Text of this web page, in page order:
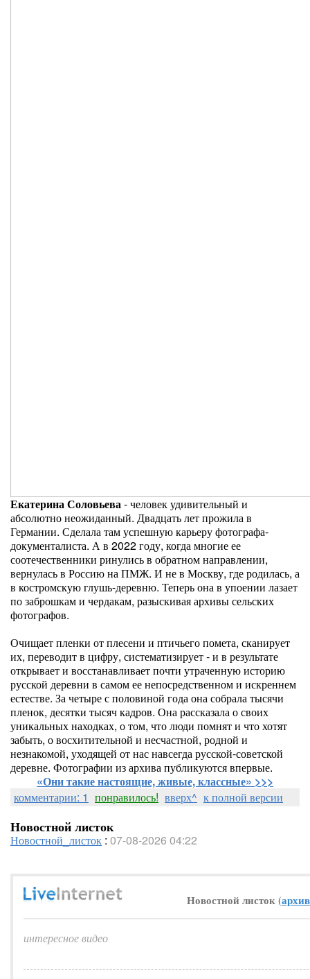
Екатерина Соловьева- человек удивительный и
абсолютно неожиданный. Двадцать лет прожила в
Германии. Сделала там успешную карьеру фотографа-
документалиста. А в 2022 году, когда многие ее
соотечественники ринулись в обратном направлении,
вернулась в Россию на ПМЖ. И не в Москву, где родилась, а
в костромскую глушь-деревню. Теперь она в упоении лазает
по заброшкам и чердакам, разыскивая архивы сельских
фотографов.
Очищает пленки от плесени и птичьего помета, сканирует
их, переводит в цифру, систематизирует - и в результате
открывает и восстанавливает почти утраченную историю
русской деревни в самом ее непосредственном и искреннем
естестве. За четыре с половиной года она собрала тысячи
пленок, десятки тысяч кадров. Она рассказала о своих
уникальных находках, о том, что люди помнят и что хотят
забыть, о восхитительной и несчастной, родной и
незнакомой, уходящей от нас навсегда русской-советской
деревне. Фотографии из архива публикуются впервые.
«Они такие настоящие, живые, классные» >>>
комментарии: 1 понравилось! вверх^ к полной версии
Новостной листок
Новостной_листок : 07-08-2026 04:22
Новостной листок (
интересное видео